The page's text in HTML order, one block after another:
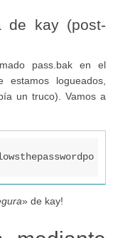
de kay (post-
pass.bak en el
logueados,
un truco). Vamos a
» de kay!